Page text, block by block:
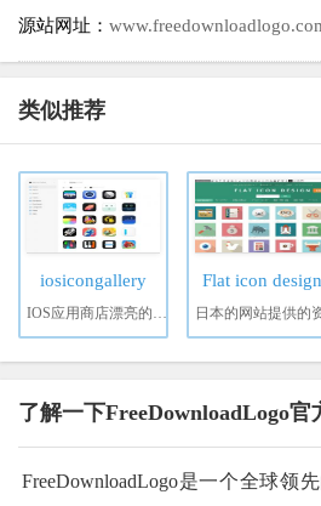
源站网址：
类似推荐
iosicongallery Flat icon design
了解一下FreeDownloadLogo官
FreeDownloadLogo是一个全球领